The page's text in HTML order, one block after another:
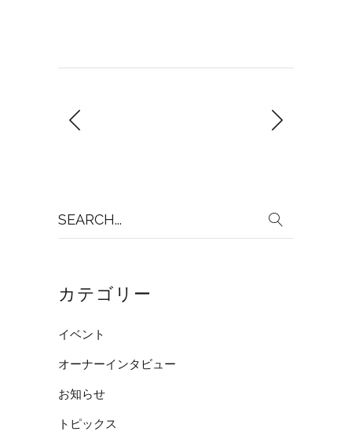
カテゴリー
イベント
オーナーインタビュー
お知らせ
トピックス